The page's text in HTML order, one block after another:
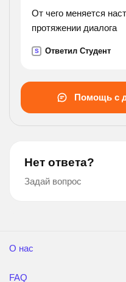
От чего меняется
протяжении диалога
S Ответил Студент
Помощь с
Нет ответа?
Задай вопрос
О нас
FAQ